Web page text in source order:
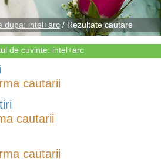
dupa: intel+arc / Rezultate cautare
de cuvinte: intel+arc
cautarii
cautarii
cautarii